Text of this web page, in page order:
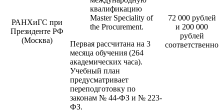
РАНХиГС при
Президенте РФ
(Москва)
квалификацию
Master Speciality of
the Procurement.
Первая рассчитана на 3
месяца обучения (264
академических часа).
Учебный план
предусматривает
переподготовку по
законам № 44-ФЗ и № 223-
ФЗ.
72 000 рублей
и 200 000
рублей
соответственно